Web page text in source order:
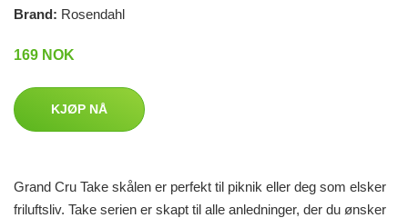
Brand: Rosendahl
169 NOK
KJØP NÅ
Grand Cru Take skålen er perfekt til piknik eller deg som elsker
friluftsliv. Take serien er skapt til alle anledninger, der du ønsker